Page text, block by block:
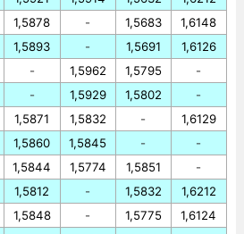
1,5878
1,5893
-
-
1,5871
1,5860
1,5844
1,5812
1,5848
-
-
1,5962
1,5929
1,5832
1,5845
1,5774
-
-
1,5683
1,5691
1,5795
1,5802
-
-
1,5851
1,5832
1,5775
1,6148
1,6126
-
-
1,6129
-
-
1,6212
1,6124